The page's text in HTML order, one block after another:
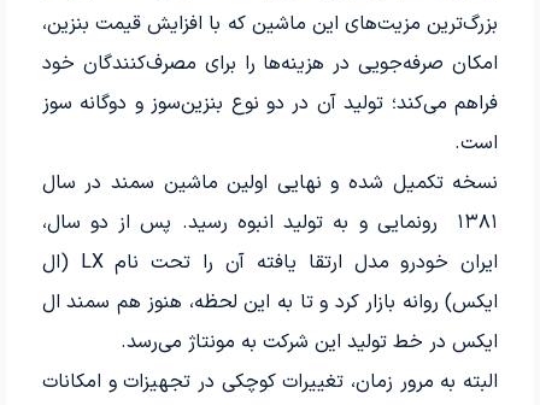
بزرگ‌ترین مزیت‌های این ماشین که با افزایش قیمت بنزین،
امکان صرفه‌جویی در هزینه‌ها را برای مصرف‌کنندگان خود
فراهم می‌کند؛ تولید آن در دو نوع بنزین‌سوز و دوگانه سوز
است.
نسخه تکمیل شده و نهایی اولین ماشین سمند در سال
۱۳۸۱ رونمایی و به تولید انبوه رسید. پس از دو سال،
ایران خودرو مدل ارتقا یافته آن را تحت نام LX (ال
ایکس) روانه بازار کرد و تا به این لحظه، هنوز هم سمند ال
ایکس در خط تولید این شرکت به مونتاژ می‌رسد.
البته به مرور زمان، تغییرات کوچکی در تجهیزات و امکانات